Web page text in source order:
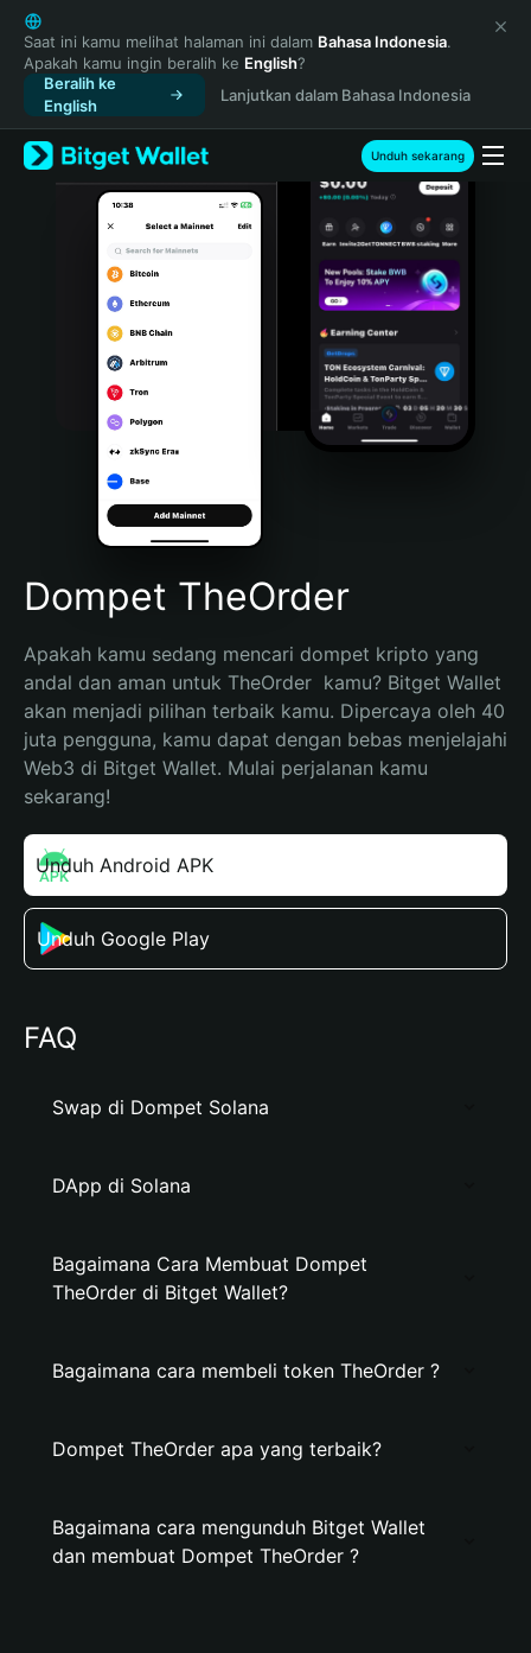
English
日本語
Tiếng Việt
Русский
Español (Latinoamérica)
Türkçe
Italiano
Português (Portugal)
Bahasa Indonesia
Português (Brasil)
Español (Argentina)
Saat ini kamu melihat halaman ini dalam Bahasa Indonesia.
Apakah kamu ingin beralih ke English?
Beralih ke
English
Lanjutkan dalam Bahasa Indonesia
Unduh sekarang
Dompet TheOrder
Apakah kamu sedang mencari dompet kripto yang
andal dan aman untuk TheOrder  kamu? Bitget Wallet
akan menjadi pilihan terbaik kamu. Dipercaya oleh 40
juta pengguna, kamu dapat dengan bebas menjelajahi
Web3 di Bitget Wallet. Mulai perjalanan kamu
sekarang!
Unduh Android APK
Unduh Google Play
FAQ
Swap di Dompet Solana
DApp di Solana
Bagaimana Cara Membuat Dompet
TheOrder di Bitget Wallet?
Bagaimana cara membeli token TheOrder ?
Dompet TheOrder apa yang terbaik?
Bagaimana cara mengunduh Bitget Wallet
dan membuat Dompet TheOrder ?